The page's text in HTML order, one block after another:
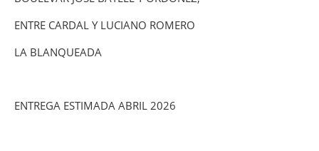
ENTRE CARDAL Y LUCIANO ROMERO
LA BLANQUEADA
ENTREGA ESTIMADA ABRIL 2026